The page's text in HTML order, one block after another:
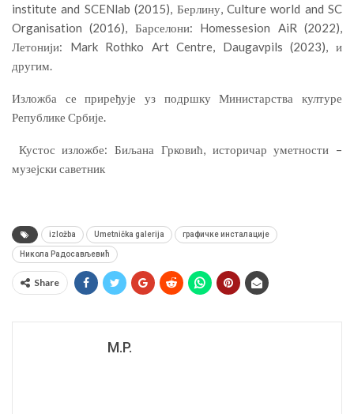
institute and SCENlab (2015), Берлину, Culture world and SC
Organisation (2016), Барселони: Homessesion AiR (2022),
Летонији: Mark Rothko Art Centre, Daugavpils (2023), и
другим.
Изложба се приређује уз подршку Министарства културе
Републике Србије.
Кустос изложбе: Биљана Грковић, историчар уметности –
музејски саветник
izložba Umetnička galerija графичке инсталације
Никола Радосављевић
Share
M.P.